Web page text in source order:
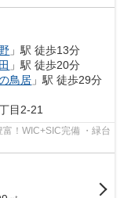
」駅 徒歩13分
」駅 徒歩20分
鳥居 」駅 徒歩29分
目2-21
！WIC+SIC完備 ・緑台